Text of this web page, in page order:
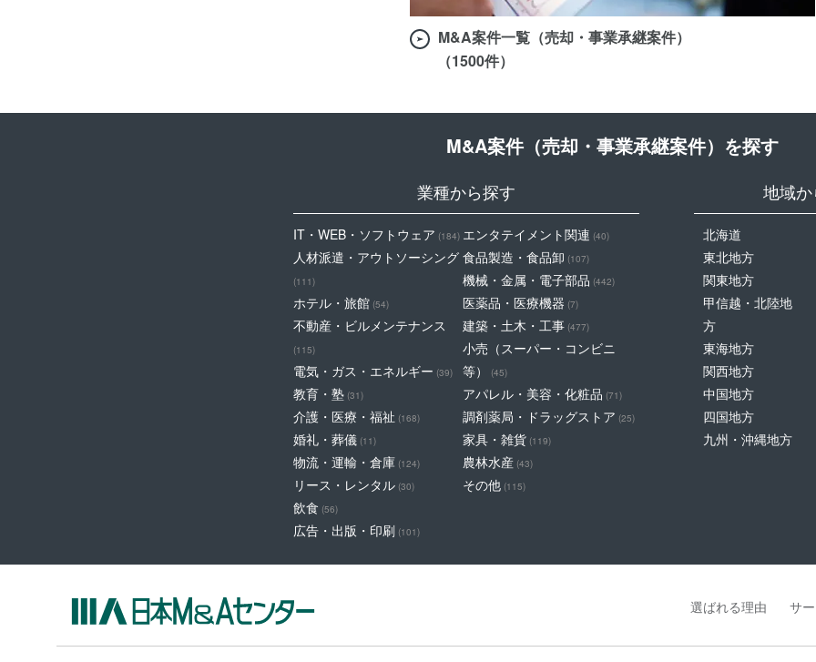
M&A案件一覧（売却・事業承継案件）
（1500件）
M&A案件（売却・事業承継案件）を探す
業種から探す
IT・WEB・ソフトウェア (184)
人材派遣・アウトソーシング
(111)
ホテル・旅館 (54)
不動産・ビルメンテナンス
(115)
電気・ガス・エネルギー (39)
教育・塾 (31)
介護・医療・福祉 (168)
婚礼・葬儀 (11)
物流・運輸・倉庫 (124)
リース・レンタル (30)
飲食 (56)
広告・出版・印刷 (101)
エンタテイメント関連 (40)
食品製造・食品卸 (107)
機械・金属・電子部品 (442)
医薬品・医療機器 (7)
建築・土木・工事 (477)
小売（スーパー・コンビニ
等）
(45)
アパレル・美容・化粧品 (71)
調剤薬局・ドラッグストア (25)
家具・雑貨 (119)
農林水産 (43)
その他 (115)
地域
北海道
東北地方
関東地方
甲信越・北陸地
方
東海地方
関西地方
中国地方
四国地方
九州・沖縄地方
選ばれる理由 サ